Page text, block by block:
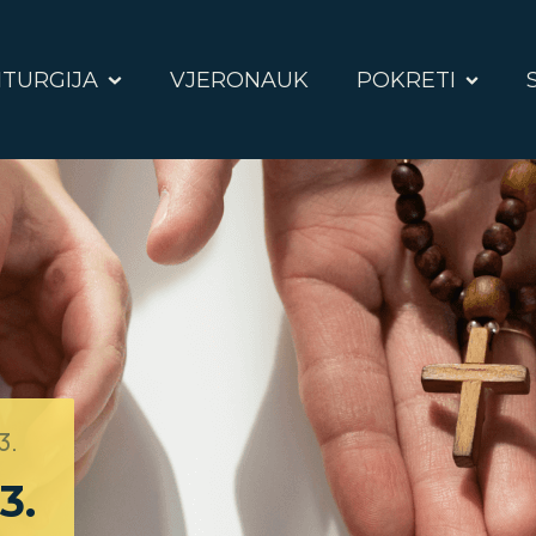
VJERONAUK POKRETI